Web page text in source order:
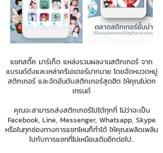
แชทสติ๊ค มาร์เก็ต แหล่งรวมผลงานสติกเกอร์ จาก
แบรนด์ดังและเหล่าครีเอเตอร์มากมาย โดยจัดหมวดหมู่
สติกเกอร์ และจัดอันดับสติกเกอร์สุดฮิต ให้คุณไม่ตก
เทรนด์
คุณจะสามารถส่งสติกเกอร์ไปได้ทุกที่ ไม่ว่าจะเป็น
Facebook, Line, Messenger, Whatsapp, Skype
หรือในทุกช่องทางการแชทไหนก็ทำได้ ให้คุณเพลิดเพลิน
ไปกับการแชทที่ไม่เหมือนเดิมอีกต่อไป..